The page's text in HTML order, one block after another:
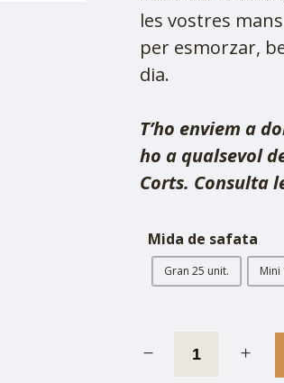
les vostres
per esmorzar,
dia.
T’ho enviem a
ho a qualsevol
Corts. Consulta
Mida de safata
Gran 25 unit. Mini